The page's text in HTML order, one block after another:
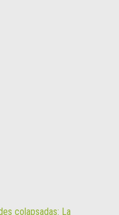
colapsadas: La